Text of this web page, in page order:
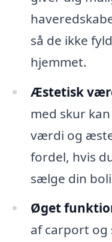
så de ikke
hjemmet.
Æstetisk
med skur
værdi og
fordel, hvis
sælge din
Øget
af carport og